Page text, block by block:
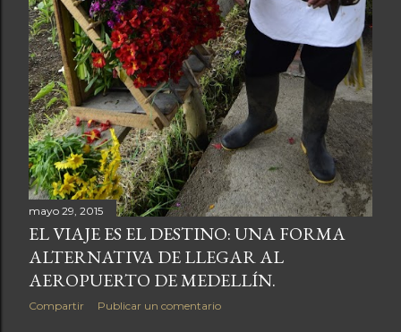
mayo 29, 2015
EL VIAJE ES EL DESTINO: UNA FORMA
ALTERNATIVA DE LLEGAR AL
AEROPUERTO DE MEDELLÍN.
Compartir Publicar un comentario